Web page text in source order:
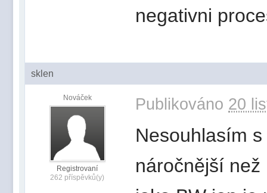
negativni
sklen
Nováček
Registrovaní
262 příspěvků(y)
Publikováno 20
Nesouhlasím
náročnější